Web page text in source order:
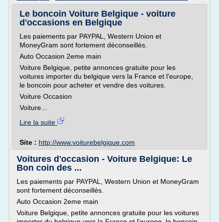
Le boncoin Voiture Belgique - voiture
d'occasions en Belgique
Les paiements par PAYPAL, Western Union et
MoneyGram sont fortement déconseillés.
Auto Occasion 2eme main
Voiture Belgique, petite annonces gratuite pour les
voitures importer du belgique vers la France et l'europe,
le boncoin pour acheter et vendre des voitures.
Voiture Occasion
Voiture...
Lire la suite
Site : http://www.voiturebelgique.com
Voitures d'occasion - Voiture Belgique: Le
Bon coin des ...
Les paiements par PAYPAL, Western Union et MoneyGram
sont fortement déconseillés.
Auto Occasion 2eme main
Voiture Belgique, petite annonces gratuite pour les voitures